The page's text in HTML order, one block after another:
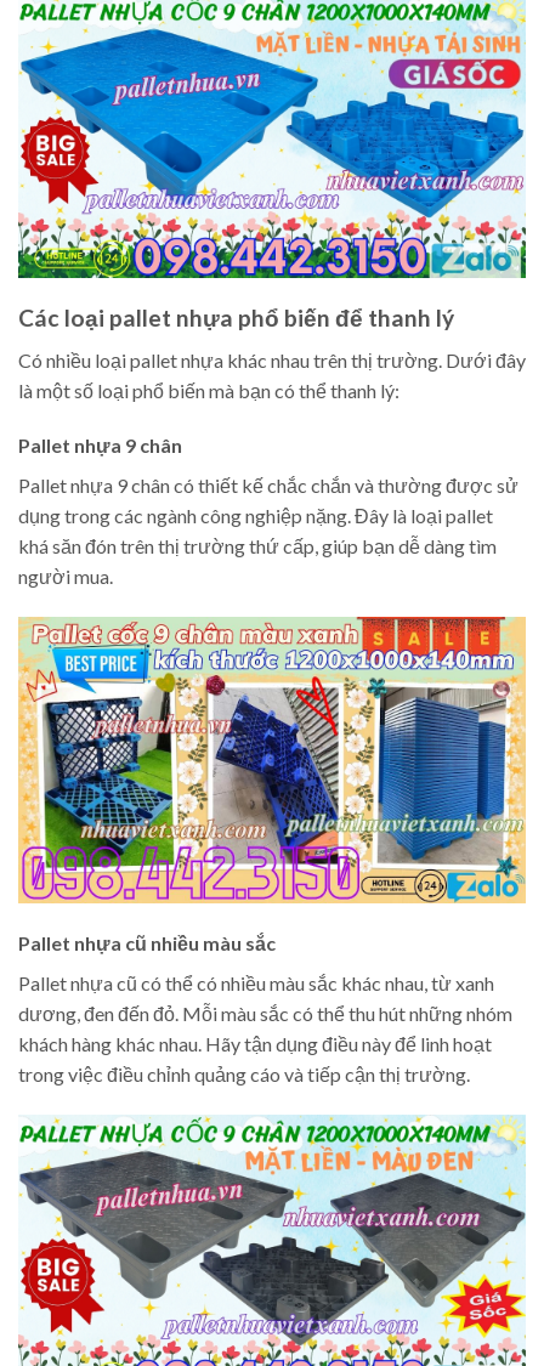
Các loại pallet nhựa phổ biến để thanh lý
Có nhiều loại pallet nhựa khác nhau trên thị trường. Dưới đây
là một số loại phổ biến mà bạn có thể thanh lý:
Pallet nhựa 9 chân
Pallet nhựa 9 chân có thiết kế chắc chắn và thường được sử
dụng trong các ngành công nghiệp nặng. Đây là loại pallet
khá săn đón trên thị trường thứ cấp, giúp bạn dễ dàng tìm
người mua.
Pallet nhựa cũ nhiều màu sắc
Pallet nhựa cũ có thể có nhiều màu sắc khác nhau, từ xanh
dương, đen đến đỏ. Mỗi màu sắc có thể thu hút những nhóm
khách hàng khác nhau. Hãy tận dụng điều này để linh hoạt
trong việc điều chỉnh quảng cáo và tiếp cận thị trường.